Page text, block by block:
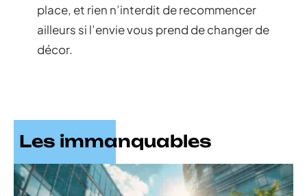
place, et rien n’interdit de recommencer
ailleurs si l’envie vous prend de changer de
décor.
Les immanquables